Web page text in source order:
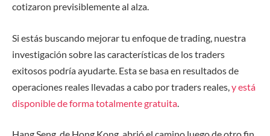
cotizaron previsiblemente al alza.
Si estás buscando mejorar tu enfoque de trading, nuestra
investigación sobre las características de los traders
exitosos podría ayudarte. Esta se basa en resultados de
operaciones reales llevadas a cabo por traders reales, y está
disponible de forma totalmente gratuita